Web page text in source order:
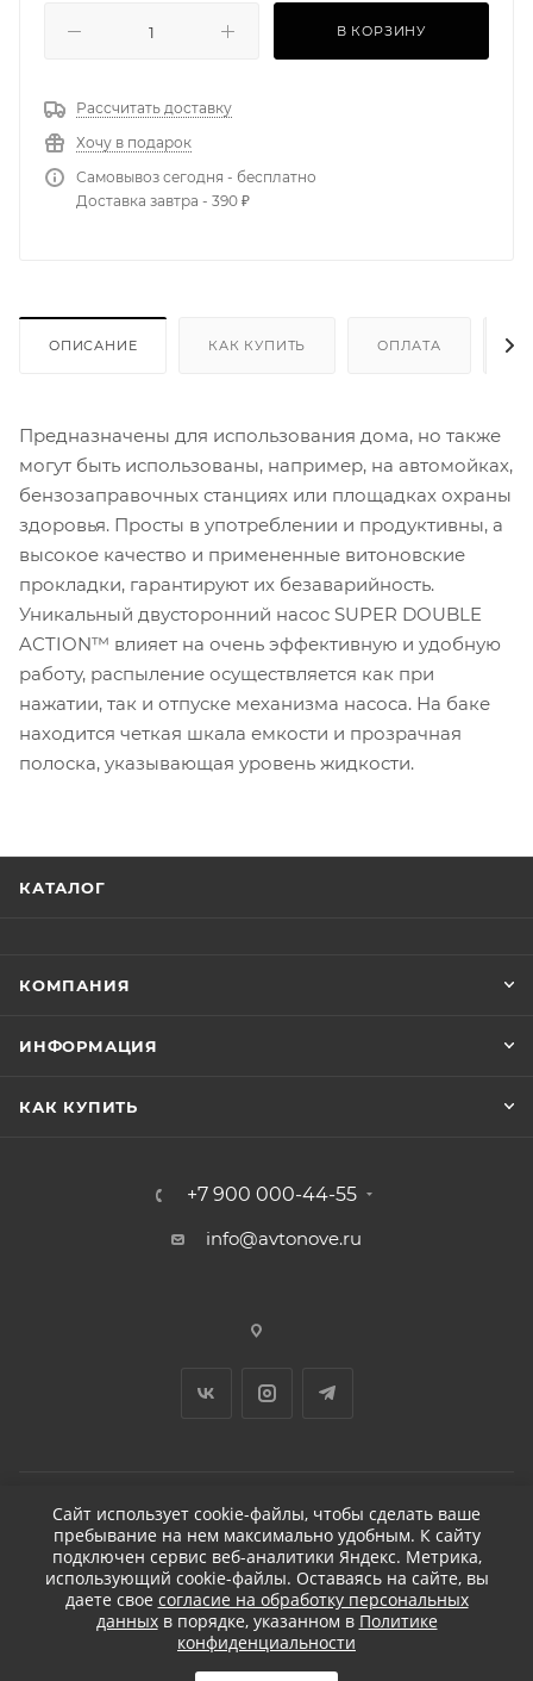
В КОРЗИНУ
Рассчитать доставку
Хочу в подарок
Самовывоз сегодня - бесплатно
Доставка завтра - 390 ₽
ОПИСАНИЕ КАК КУПИТЬ ОПЛАТА
Предназначены для использования дома, но также
могут быть использованы, например, на автомойках,
бензозаправочных станциях или площадках охраны
здоровья. Просты в употреблении и продуктивны, а
высокое качество и примененные витоновские
прокладки, гарантируют их безаварийность.
Уникальный двусторонний насос SUPER DOUBLE
ACTION™ влияет на очень эффективную и удобную
работу, распыление осуществляется как при
нажатии, так и отпуске механизма насоса. На баке
находится четкая шкала емкости и прозрачная
полоска, указывающая уровень жидкости.
КАТАЛОГ
КОМПАНИЯ
ИНФОРМАЦИЯ
КАК КУПИТЬ
+7 900 000-44-55
info@avtonove.ru
2026 © ДЕТЕЙЛИНГ-МАРКЕТ АВТОНОВЬЕ
Сайт использует cookie-файлы, чтобы сделать ваше
пребывание на нем максимально удобным. К cайту
подключен сервис веб-аналитики Яндекс. Метрика,
использующий cookie-файлы. Оставаясь на сайте, вы
даете свое согласие на обработку персональных
данныхв порядке, указанном в Политике
конфиденциальности